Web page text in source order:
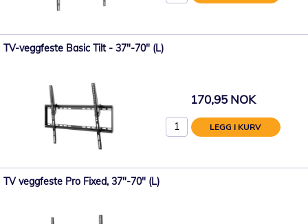
TV-veggfeste Basic Tilt - 37"-70" (L)
170,95 NOK
LEGG I KURV
TV veggfeste Pro Fixed, 37"-70" (L)